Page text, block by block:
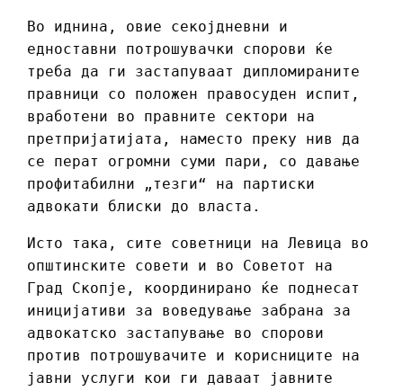
Во иднина, овие секојдневни и
едноставни потрошувачки спорови ќе
треба да ги застапуваат дипломираните
правници со положен правосуден испит,
вработени во правните сектори на
претпријатијата, наместо преку нив да
се перат огромни суми пари, со давање
профитабилни „тезги“ на партиски
адвокати блиски до власта.
Исто така, сите советници на Левица во
општинските совети и во Советот на
Град Скопје, координирано ќе поднесат
иницијативи за воведување забрана за
адвокатско застапување во спорови
против потрошувачите и корисниците на
јавни услуги кои ги даваат јавните